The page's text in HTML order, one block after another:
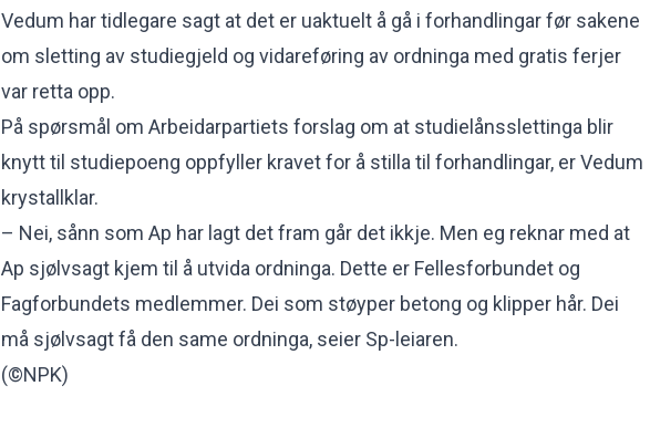
Vedum har tidlegare sagt at det er uaktuelt å gå i forhandlingar før sakene
om sletting av studiegjeld og vidareføring av ordninga med gratis ferjer
var retta opp.
På spørsmål om Arbeidarpartiets forslag om at studielånsslettinga blir
knytt til studiepoeng oppfyller kravet for å stilla til forhandlingar, er Vedum
krystallklar.
– Nei, sånn som Ap har lagt det fram går det ikkje. Men eg reknar med at
Ap sjølvsagt kjem til å utvida ordninga. Dette er Fellesforbundet og
Fagforbundets medlemmer. Dei som støyper betong og klipper hår. Dei
må sjølvsagt få den same ordninga, seier Sp-leiaren.
(©NPK)